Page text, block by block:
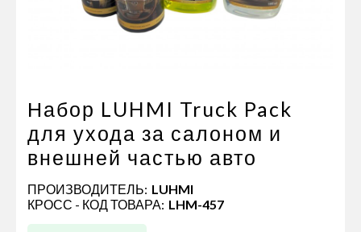
Пневматические соединения
Оснащение прицепов
Автономное отопление и
кондиционировани
Стяжные ремни и тросы
Набор LUHMI Truck Pack
для ухода за салоном и
внешней частью авто
ПРОИЗВОДИТЕЛЬ: LUHMI
КРОСС - КОД ТОВАРА: LHM-457